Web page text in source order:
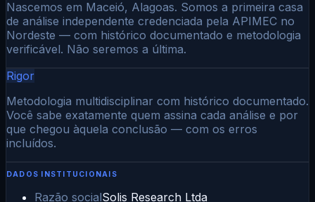
Nascemos em Maceió, Alagoas. Somos a primeira casa
de análise independente credenciada pela APIMEC no
Nordeste — com histórico documentado e metodologia
verificável. Não seremos a última.
Rigor
Metodologia multidisciplinar com histórico documentado.
Você sabe exatamente quem assina cada análise e por
que chegou àquela conclusão — com os erros
incluídos.
DADOS INSTITUCIONAIS
Razão socialSolis Research Ltda